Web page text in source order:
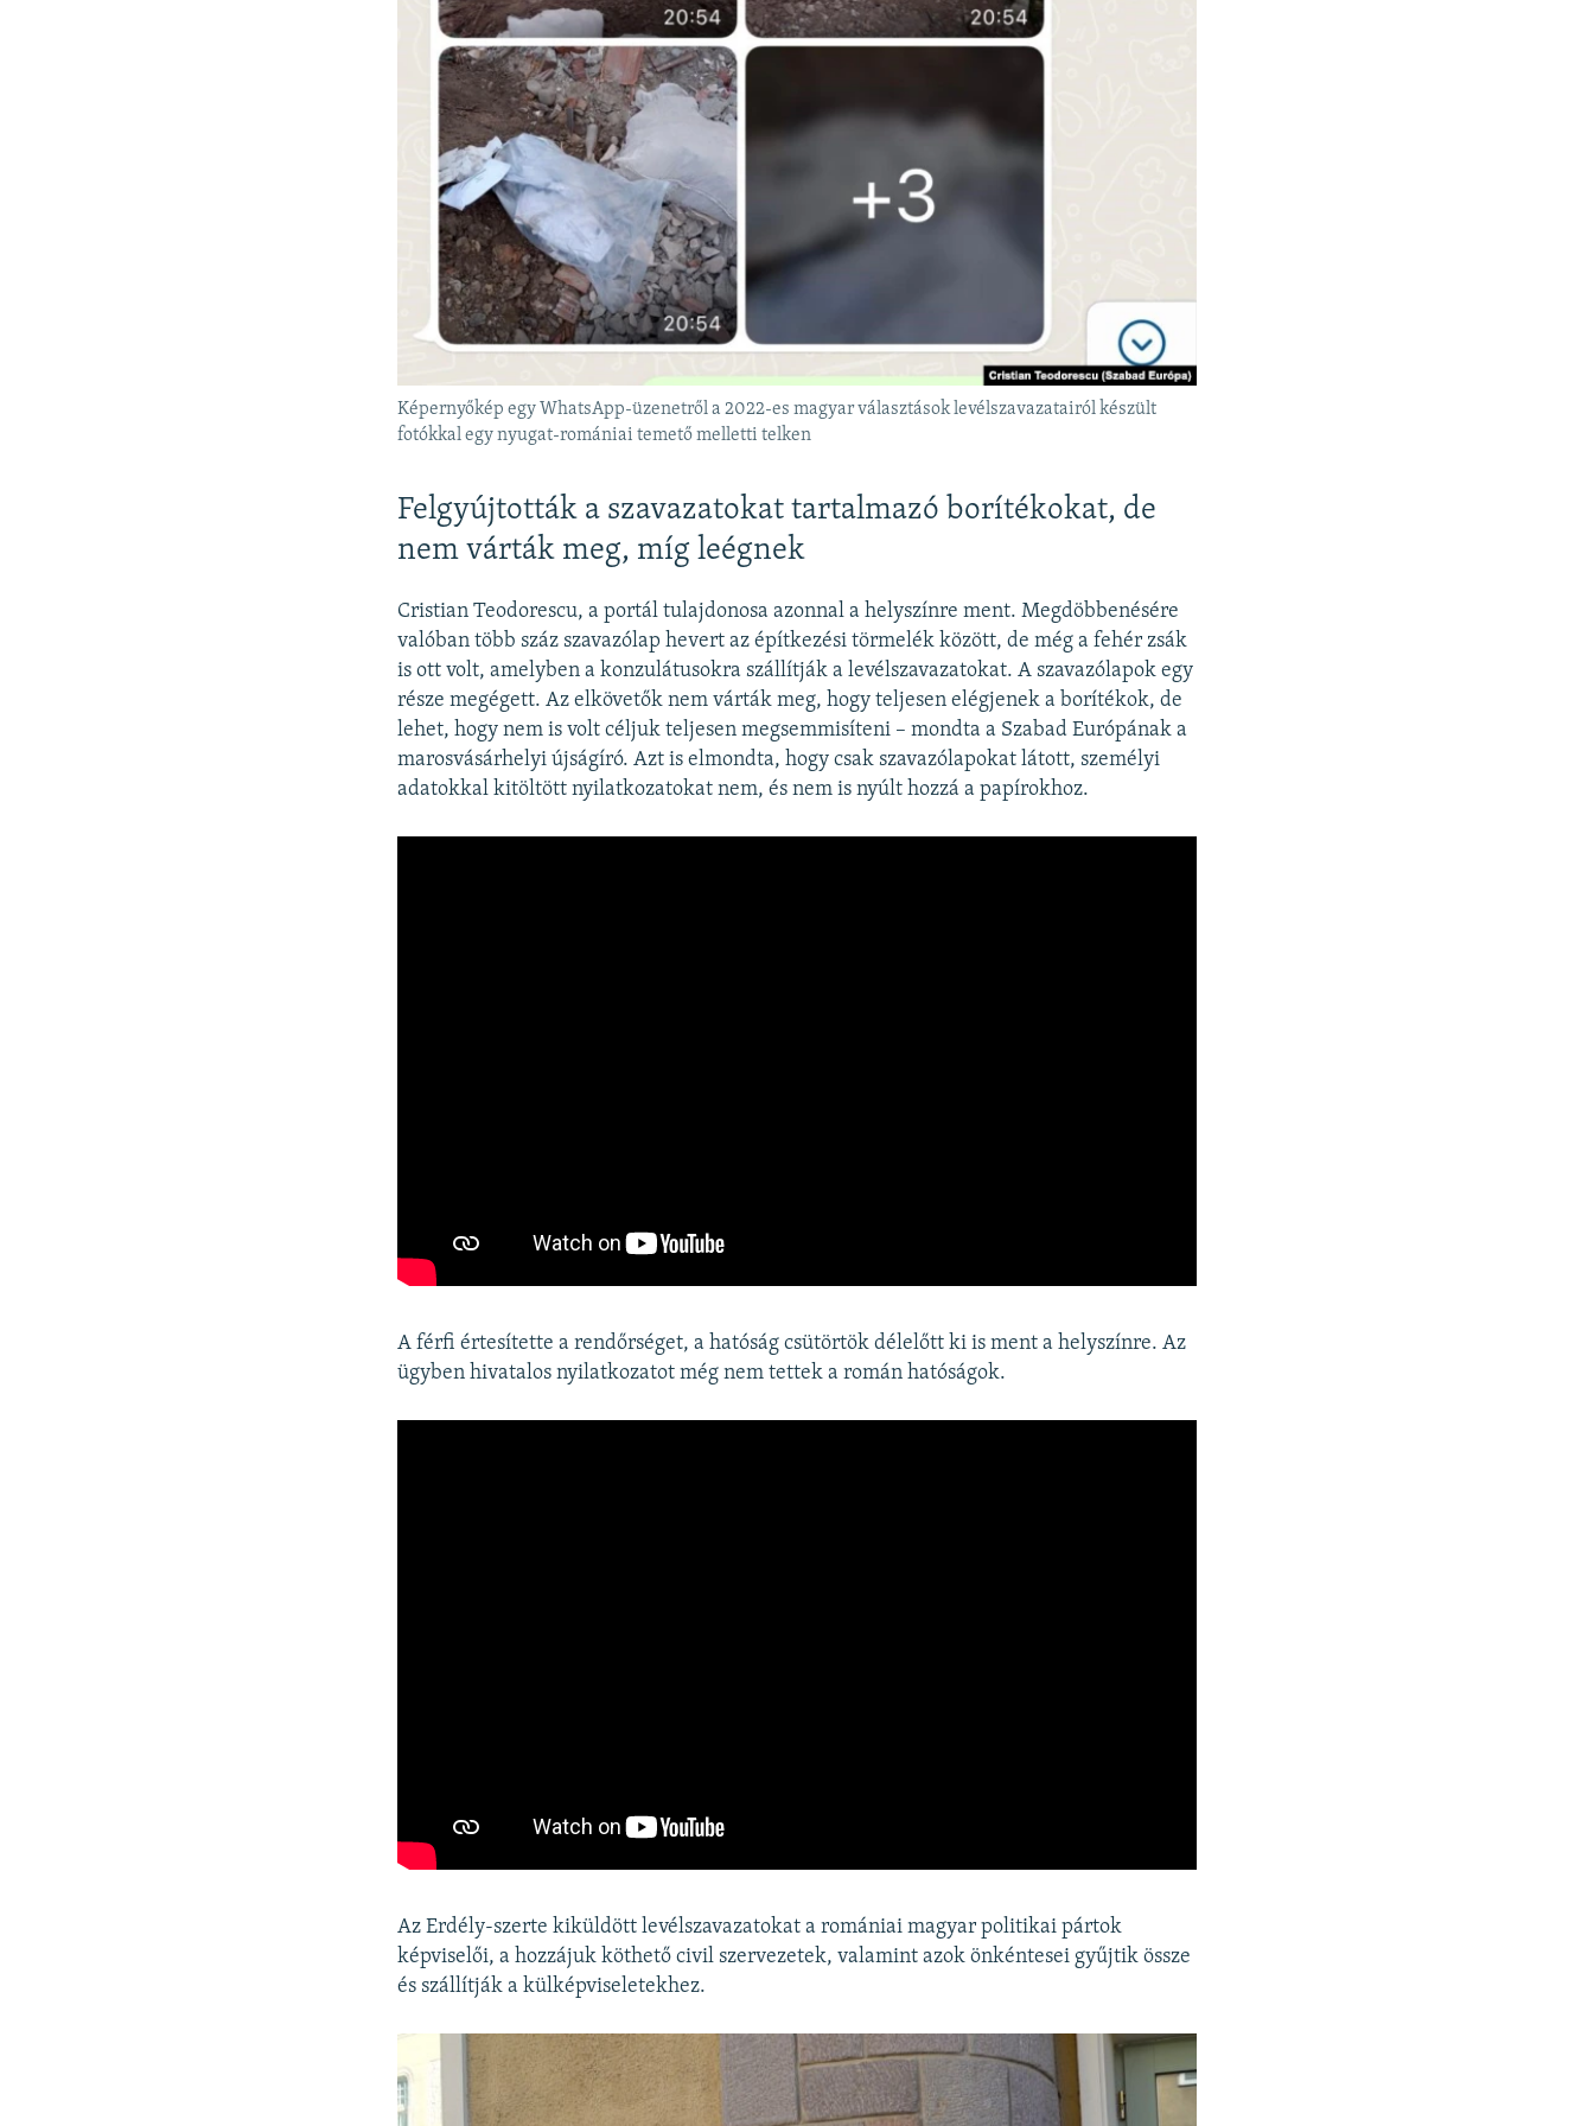
Képernyőkép egy WhatsApp-üzenetről a 2022-es magyar választások levélszavazatairól készült
fotókkal egy nyugat-romániai temető melletti telken
Felgyújtották a szavazatokat tartalmazó borítékokat, de
nem várták meg, míg leégnek
Cristian Teodorescu, a portál tulajdonosa azonnal a helyszínre ment. Megdöbbenésére
valóban több száz szavazólap hevert az építkezési törmelék között, de még a fehér zsák
is ott volt, amelyben a konzulátusokra szállítják a levélszavazatokat. A szavazólapok egy
része megégett. Az elkövetők nem várták meg, hogy teljesen elégjenek a borítékok, de
lehet, hogy nem is volt céljuk teljesen megsemmisíteni – mondta a Szabad Európának a
marosvásárhelyi újságíró. Azt is elmondta, hogy csak szavazólapokat látott, személyi
adatokkal kitöltött nyilatkozatokat nem, és nem is nyúlt hozzá a papírokhoz.
A férfi értesítette a rendőrséget, a hatóság csütörtök délelőtt ki is ment a helyszínre. Az
ügyben hivatalos nyilatkozatot még nem tettek a román hatóságok.
Az Erdély-szerte kiküldött levélszavazatokat a romániai magyar politikai pártok
képviselői, a hozzájuk köthető civil szervezetek, valamint azok önkéntesei gyűjtik össze
és szállítják a külképviseletekhez.